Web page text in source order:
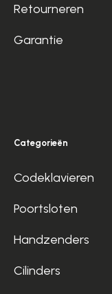
Retourneren
Garantie
Categorieën
Codeklavieren
Poortsloten
Handzenders
Cilinders